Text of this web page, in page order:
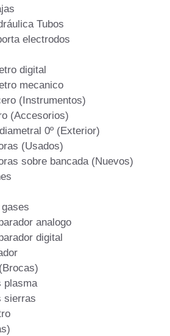
Tubos
electrodos
digital
mecanico
(Instrumentos)
(Accesorios)
0º (Exterior)
(Usados)
sobre bancada (Nuevos)
gases
analogo
digital
plasma
sierras